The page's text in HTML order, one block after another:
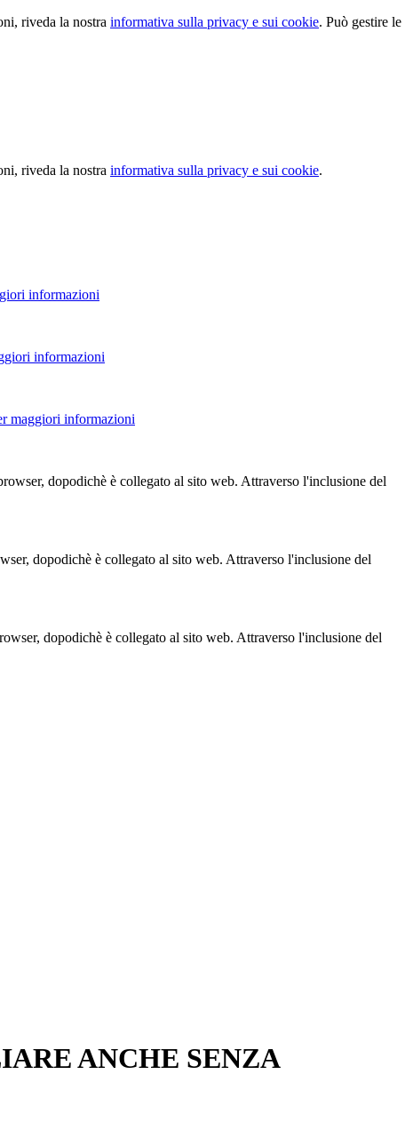
riveda la nostra informativa sulla privacy e sui cookie. Può gestire le
riveda la nostra informativa sulla privacy e sui cookie.
informazioni
informazioni
maggiori informazioni
dopodichè è collegato al sito web. Attraverso l'inclusione del
dopodichè è collegato al sito web. Attraverso l'inclusione del
dopodichè è collegato al sito web. Attraverso l'inclusione del
ANCHE SENZA